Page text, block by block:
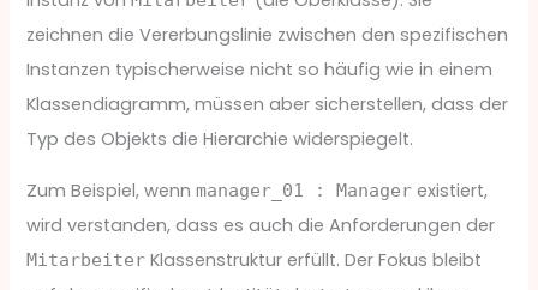
zeichnen die Vererbungslinie zwischen den spezifischen
Instanzen typischerweise nicht so häufig wie in einem
Klassendiagramm, müssen aber sicherstellen, dass der
Typ des Objekts die Hierarchie widerspiegelt.
Zum Beispiel, wennmanager_01 : Manager existiert,
wird verstanden, dass es auch die Anforderungen der
Mitarbeiter Klassenstruktur erfüllt. Der Fokus bleibt